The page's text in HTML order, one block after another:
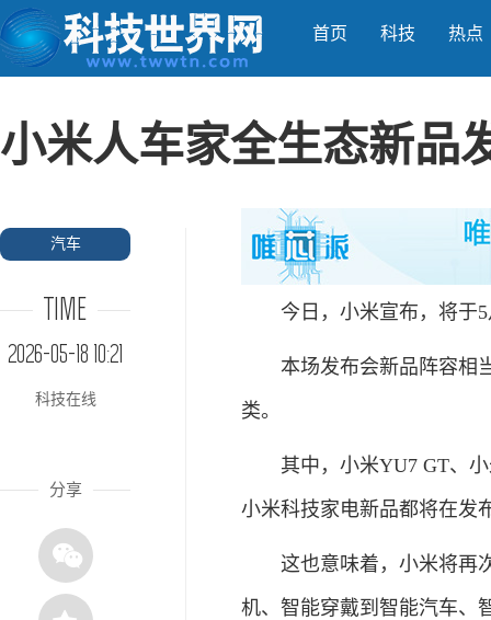
首页 科技 热点
小米人车家全生态新品
汽车
TIME
2026-05-18 10:21
科技在线
分享
今日，小米宣布，将于5
本场发布会新品阵容相当
类。
其中，小米YU7 GT、小
小米科技家电新品都将在发
这也意味着，小米将再次
机、智能穿戴到智能汽车、